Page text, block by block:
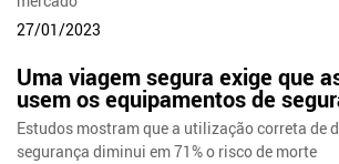
27/01/2023
Uma viagem segura exige que
usem os equipamentos de
Estudos mostram que a utilização correta de
segurança diminui em 71% o risco de morte